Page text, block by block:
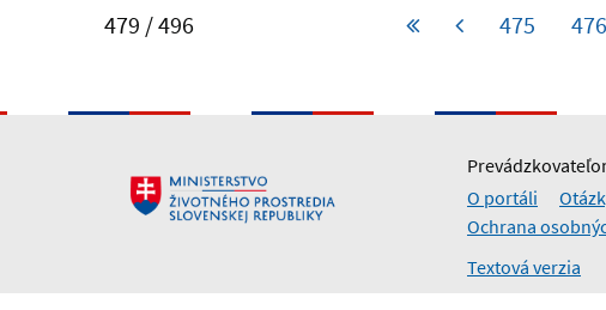
479 / 496 475 476
O portáli
Ochrana
Textová verzia